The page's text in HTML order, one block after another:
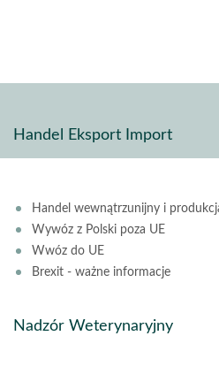
Handel Eksport Import
Handel wewnątrzunijny i
Wywóz z Polski poza UE
Wwóz do UE
Brexit - ważne informacje
Nadzór Weterynaryjny